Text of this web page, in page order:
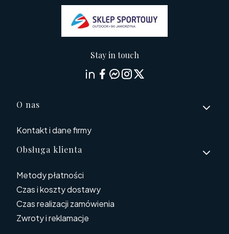
Stay in touch
Linki w stopce
O nas
Kontakt i dane firmy
Obsługa klienta
Metody płatności
Czas i koszty dostawy
Czas realizacji zamówienia
Zwroty i reklamacje